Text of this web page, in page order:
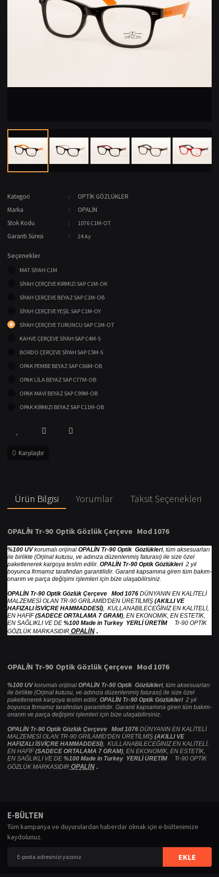
Kategori
OPTİK GÖZLÜKLER
Marka
OPALİN
Stok Kodu
1076 C1M-OT
Garanti Süresi 24 Ay
Seçenekler
MAT SİYAH C1M
SİYAH ÇERÇEVE KIRMIZI SAP C1M-OK
SİYAH ÇERÇEVE BEYAZ SAP C1M-OB
SİYAH ÇERÇEVE YEŞİL SAP C1M-OY
SİYAH ÇERÇEVE TURUNCU SAP C1M-OT
KAHVE ÇERÇEVE SİYAH SAP C4M-S
BORDO ÇERÇEVE SİYAH SAP C5M-S
OPAK PEMBE BEYAZ SAP C66M-OB
OPAK LİLA BEYAZ SAP C77M-OB
OPAK MAVİ BEYAZ SAP C99M-OB
OPAK KIRMIZI BEYAZ SAP C11M-OB
Karşılaştır
Ürün Bilgisi Yorumlar Taksit Seçenekleri
OPALİN Tr-90 Optik Gözlük Çerçeve Mod 1076
%100 UVkorumalı orijinal OPALİN Tr-90 Optik Gözlükleri, tüm aksesuarları
ile birlikte (Orjinal kutusu, ve adınıza düzenlenmiş faturası) ile size özel
paketlenerek kargoya teslim edilir. OPALİN Tr-90 Optik Gözlükleri 2 yıl
boyunca firmamız tarafından garantilidir. Garanti kapsamına giren tüm bakım-
onarım ve parça değişimi işlemleri için bize ulaşabilirsiniz.
OPALİN Tr-90 Optik Gözlük Çerçeve Mod 1076 DÜNYANIN EN KALİTELİ
MALZEMESİ OLAN TR-90 GRİLAMİD'DEN ÜRETİLMİŞ (AKILLI VE
HAFIZALI İSVİÇRE HAMMADDESİ), KULLANABİLECEĞİNİZ EN KALİTELİ,
EN HAFİF(SADECE ORTALAMA 7 GRAM), EN EKONOMİK, EN ESTETİK,
EN SAĞLIKLI VE DE %100 Made in Turkey YERLİ ÜRETİMTr-90 OPTİK
GÖZLÜK MARKASIDIR OPALİN.
OPALİN Tr-90 Optik Gözlük Çerçeve Mod 1076
%100 UVkorumalı orijinal OPALİN Tr-90 Optik Gözlükleri, tüm aksesuarları
ile birlikte (Orjinal kutusu, ve adınıza düzenlenmiş faturası) ile size özel
paketlenerek kargoya teslim edilir. OPALİN Tr-90 Optik Gözlükleri 2 yıl
boyunca firmamız tarafından garantilidir. Garanti kapsamına giren tüm bakım-
onarım ve parça değişimi işlemleri için bize ulaşabilirsiniz.
OPALİN Tr-90 Optik Gözlük Çerçeve Mod 1076 DÜNYANIN EN KALİTELİ
MALZEMESİ OLAN TR-90 GRİLAMİD'DEN ÜRETİLMİŞ (AKILLI VE
HAFIZALI İSVİÇRE HAMMADDESİ), KULLANABİLECEĞİNİZ EN KALİTELİ,
EN HAFİF(SADECE ORTALAMA 7 GRAM), EN EKONOMİK, EN ESTETİK,
EN SAĞLIKLI VE DE %100 Made in Turkey YERLİ ÜRETİM Tr-90 OPTİK
GÖZLÜK MARKASIDIR OPALİN.
iletebilirsiniz.
Görüş ve önerileriniz için teşekkür ederiz.
E-BÜLTEN
Tüm kampanya ve duyurulardan haberdar olmak için e-bültenimize
kaydolunuz.
EKLE